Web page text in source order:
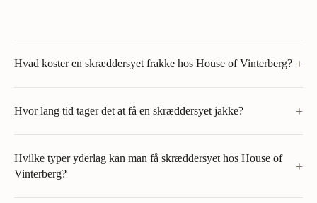
Hvad koster en skræddersyet frakke hos House of Vinterberg? +
Hvor lang tid tager det at få en skræddersyet jakke? +
Hvilke typer yderlag kan man få skræddersyet hos House of
Vinterberg?
+